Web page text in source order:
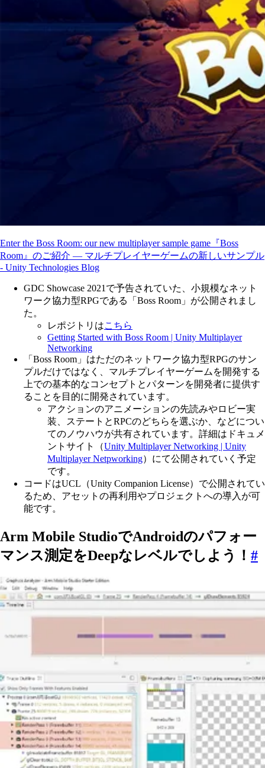
Enter the Boss Room: our new multiplayer sample game『Boss
Room』のご紹介 ― マルチプレイヤーゲームの新しいサンプル
- Unity Technologies Blog
GDC Showcase 2021で予告されていた、小規模なネット
ワーク協力型RPGである「Boss Room」が公開されまし
た。
レポジトリはこちら
Getting Started with Boss Room | Unity Multiplayer
Networking
「Boss Room」はただのネットワーク協力型RPGのサン
プルだけではなく、マルチプレイヤーゲームを開発する
上での基本的なコンセプトとパターンを開発者に提供す
ることを目的に開発されています。
アクションのアニメーションの先読みやロビー実
装、ステートとRPCのどちらを選ぶか、などについ
てのノウハウが共有されています。詳細はドキュメ
ントサイト（Unity Multiplayer Networking | Unity
Multiplayer Netpworking）にて公開されていく予定
です。
コードはUCL（Unity Companion License）で公開されてい
るため、アセットの再利用やプロジェクトへの導入が可
能です。
Arm Mobile StudioでAndroidのパフォー
マンス測定をDeepなレベルでしよう！ #